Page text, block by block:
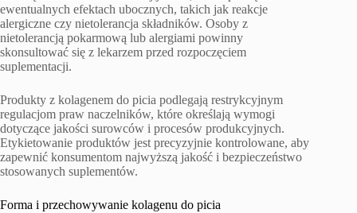
ewentualnych efektach ubocznych, takich jak reakcje
alergiczne czy nietolerancja składników. Osoby z
nietolerancją pokarmową lub alergiami powinny
skonsultować się z lekarzem przed rozpoczęciem
suplementacji.
Produkty z kolagenem do picia podlegają restrykcyjnym
regulacjom praw naczelników, które określają wymogi
dotyczące jakości surowców i procesów produkcyjnych.
Etykietowanie produktów jest precyzyjnie kontrolowane, aby
zapewnić konsumentom najwyższą jakość i bezpieczeństwo
stosowanych suplementów.
Forma i przechowywanie kolagenu do picia